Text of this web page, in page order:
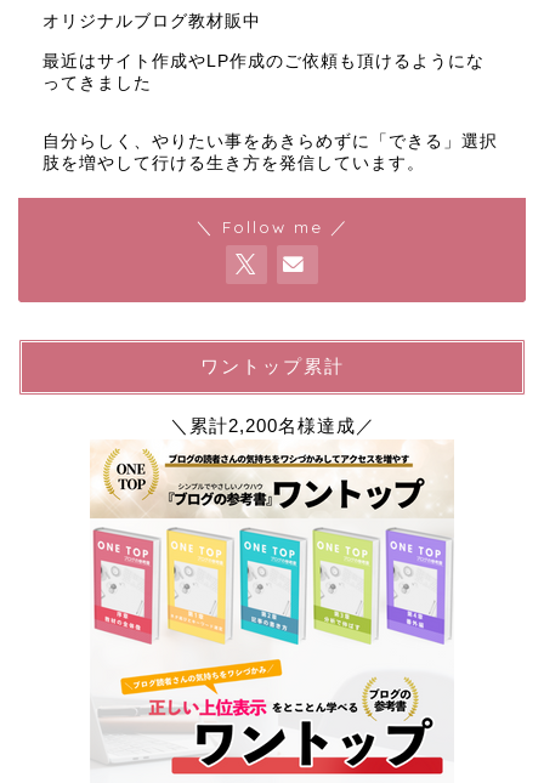
オリジナルブログ教材販中
最近はサイト作成やLP作成のご依頼も頂けるようにな
ってきました
自分らしく、やりたい事をあきらめずに「できる」選択
肢を増やして行ける生き方を発信しています。
＼ Follow me ／
ワントップ累計
＼累計2,200名様達成／